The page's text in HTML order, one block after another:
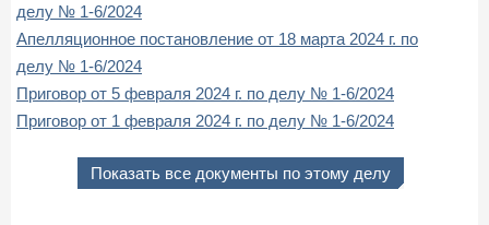
делу № 1-6/2024
Апелляционное постановление от 18 марта 2024 г. по
делу № 1-6/2024
Приговор от 5 февраля 2024 г. по делу № 1-6/2024
Приговор от 1 февраля 2024 г. по делу № 1-6/2024
Показать все документы по этому делу